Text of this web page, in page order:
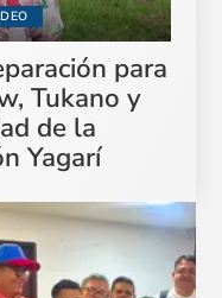
para
Tukano y
de la
Yagarí